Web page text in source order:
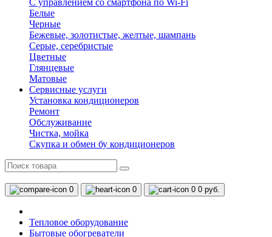
С управлением со смартфона по Wi-Fi
Белые
Черные
Бежевые, золотистые, желтые, шампань
Серые, серебристые
Цветные
Глянцевые
Матовые
Сервисные услуги
Установка кондиционеров
Ремонт
Обслуживание
Чистка, мойка
Скупка и обмен бу кондиционеров
0 0 0 0 руб.
Тепловое оборудование
Бытовые обогреватели